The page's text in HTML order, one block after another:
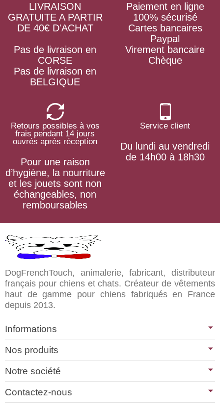
LIVRAISON
GRATUITE A PARTIR
DE 40€ D'ACHAT
Pas de livraison en
CORSE
Pas de livraison en
BELGIQUE
Paiement en ligne
100% sécurisé
Cartes bancaires
Paypal
Virement bancaire
Chèque
Retours possibles à vos
frais pendant 14 jours
ouvrés après réception
Pour une raison
d’hygiène, la nourriture
et les jouets sont non
échangeables, non
remboursables
Service client
Du lundi au vendredi
de 14h00 à 18h30
DogFrenchTouch, animalerie, fabricant, distributeur
français pour chiens et chats. Créateur de vêtements
haut de gamme pour chiens fabriqués en France
depuis 2013.
Informations
Nos produits
Notre société
Contactez-nous